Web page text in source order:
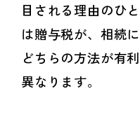
目される理由のひ
は贈与税が、相続
どちらの方法が有
異なります。